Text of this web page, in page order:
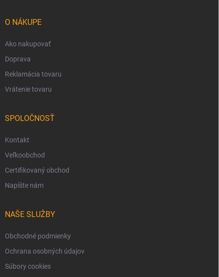
O NÁKUPE
Ako nakupovať
Doprava
Reklamácia tovaru
Vrátenie tovaru
SPOLOČNOSŤ
Kontakt
Veľkoobchod
Certifikovaný obchod
Napíšte nám
NAŠE SLUŽBY
Obchodné podmienky
Ochrana osobných údajov
Súbory cookies